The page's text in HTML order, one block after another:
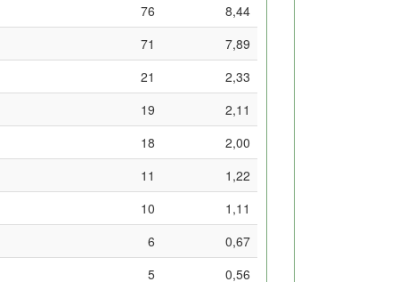
76
8,44
71
7,89
21
2,33
19
2,11
18
2,00
11
1,22
10
1,11
6
0,67
5
0,56